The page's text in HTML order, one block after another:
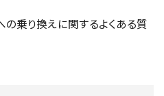
の乗り換えに関するよくある質